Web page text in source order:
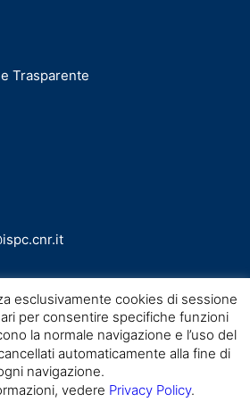
Trasparente
Nazionale delle Ricerche
Patrimonio Culturale – 2026
esclusivamente cookies di sessione
per consentire specifiche funzioni
la normale navigazione e l’uso del
automaticamente alla fine di
navigazione.
vedere Privacy Policy.